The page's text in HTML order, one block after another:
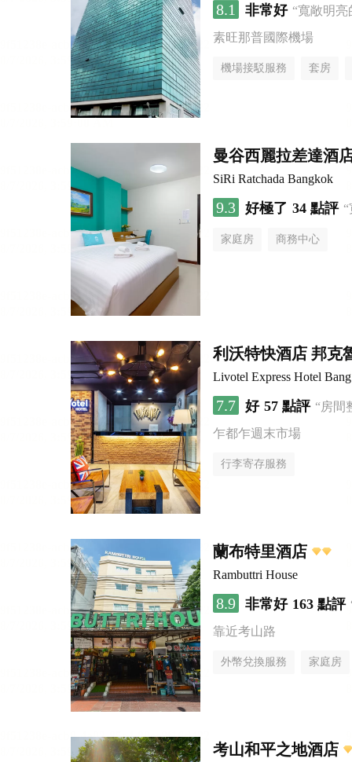
8.1 非常好 “寬敞明
素旺那普國際機場
機場接駁服務 套房
曼谷西麗拉差達酒
SiRi Ratchada Bangkok
9.3 好極了 34 點評
家庭房 商務中心
利沃特快酒店 邦克
Livotel Express Hotel
7.7 好 57 點評 “房間
乍都乍週末市場
行李寄存服務
蘭布特里酒店
Rambuttri House
8.9 非常好 163 點評
靠近考山路
外幣兌換服務 家庭房
考山和平之地酒店